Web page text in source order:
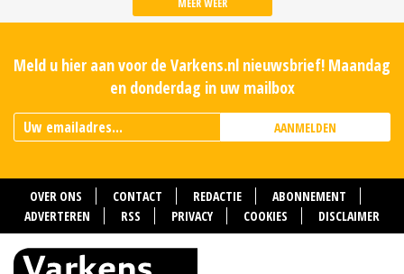
Meld u hier aan voor de Varkens.nl nieuwsbrief! Maandag
en donderdag in uw mailbox
AANMELDEN
OVER ONS CONTACT REDACTIE
ABONNEMENT
ADVERTEREN
RSS PRIVACY COOKIES DISCLAIMER